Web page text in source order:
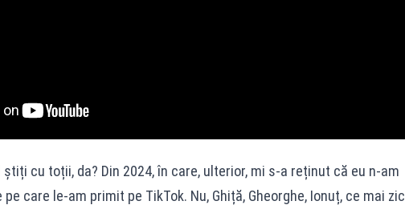
știți cu toții, da? Din 2024, în care, ulterior, mi s-a reținut că eu n-am
care le-am primit pe TikTok. Nu, Ghiță, Gheorghe, Ionuț, ce mai zic